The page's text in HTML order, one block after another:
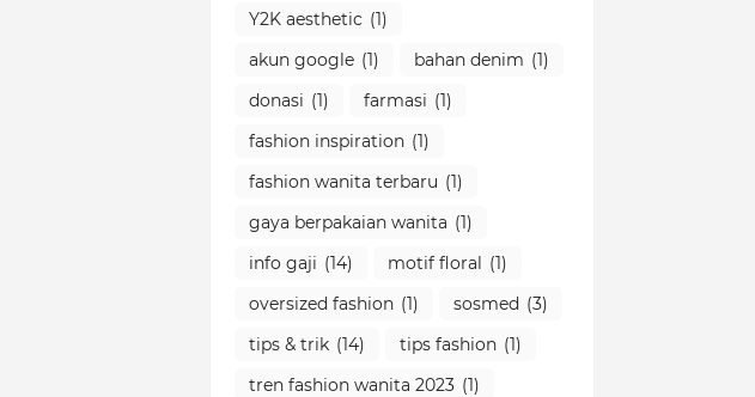
Y2K aesthetic (1)
akun google (1) bahan denim (1)
donasi (1) farmasi (1)
fashion inspiration (1)
fashion wanita terbaru (1)
gaya berpakaian wanita (1)
info gaji (14) motif floral (1)
oversized fashion (1) sosmed (3)
tips & trik (14) tips fashion (1)
tren fashion wanita 2023 (1)